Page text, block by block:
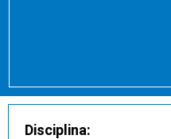
Disciplina: